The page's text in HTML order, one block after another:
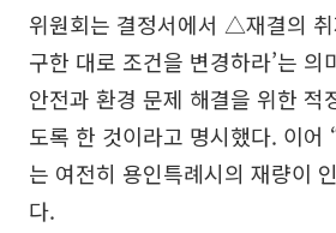
위원회는 결정서에서 △재결의 취
구한 대로 조건을 변경하라’는
안전과 환경 문제 해결을 위한 적
도록 한 것이라고 명시했다. 이어
는 여전히 용인특례시의 재량이
다.